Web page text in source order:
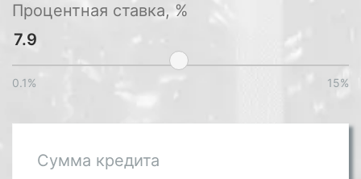
Процентная ставка, %
0.1% 15%
Сумма кредита